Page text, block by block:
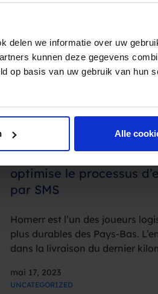
delen we informatie over uw
kunnen deze gegevens
op basis van uw gebruik van hun
Alle
L’entreprise de
optimise le processus
par SMS
Homerr est l’un des joueurs
plus durables des Pays-Bas.
dans la livraison du dernier
des…
mai 17, 2023
UNCATEGORIZED